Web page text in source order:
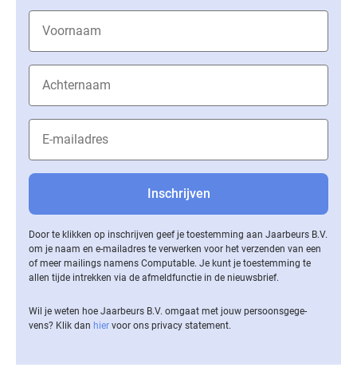
Door te klikken op inschrijven geef je toestemming aan Jaarbeurs B.V.
om je naam en e-mailadres te verwerken voor het verzenden van een
of meer mailings namens Computable. Je kunt je toestemming te
allen tijde intrekken via de af­meld­func­tie in de nieuwsbrief.
Wil je weten hoe Jaarbeurs B.V. omgaat met jouw per­soons­ge­ge­
vens? Klik dan hier voor ons privacy statement.